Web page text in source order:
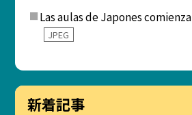
Las aulas de Japones
JPEG
新着記事